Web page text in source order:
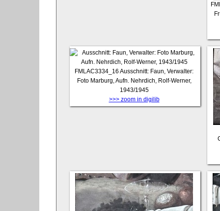
FMLAC3334_16 Ausschnitt: Faun, Verwalter:
Foto Marburg, Aufn. Nehrdich, Rolf-Werner,
1943/1945
>>> zoom in digilib